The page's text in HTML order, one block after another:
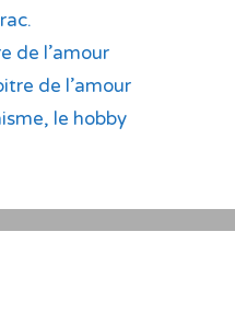
de l’amour
de l’amour
le hobby